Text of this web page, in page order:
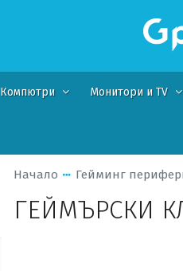
Компютри Монитори и TV
Начало Гейминг
ГЕЙМЪРСКИ